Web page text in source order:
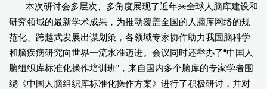
本次研讨会多层次、多角度展现了近年来全球人脑库建设和
研究领域的最新学术成果，为推动覆盖全国的人脑库网络的规
范化、跨越式发展出谋划策，各领域专家协作助力我国脑科学
和脑疾病研究向世界一流水准迈进。会议同时还举办了“中国人
脑组织库标准化操作培训班”，来自国内多个脑库的专家学者围
绕《中国人脑组织库标准化操作方案》进行了积极研讨，并对